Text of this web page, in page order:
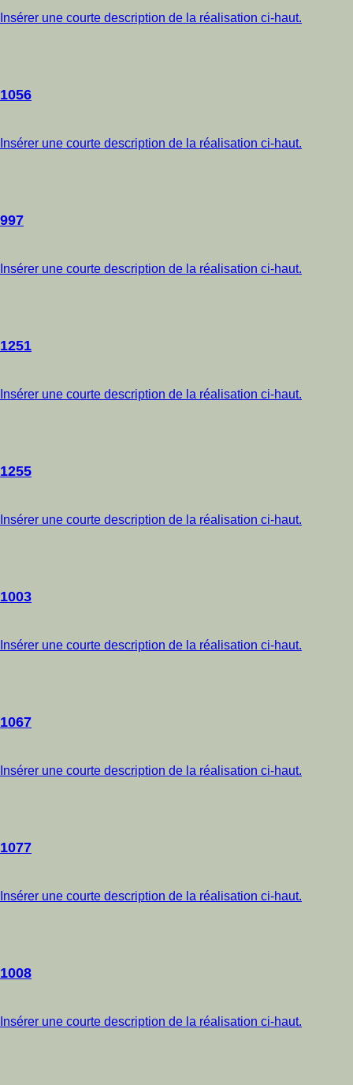
Insérer une courte description de la réalisation ci-haut.
1056
Insérer une courte description de la réalisation ci-haut.
997
Insérer une courte description de la réalisation ci-haut.
1251
Insérer une courte description de la réalisation ci-haut.
1255
Insérer une courte description de la réalisation ci-haut.
1003
Insérer une courte description de la réalisation ci-haut.
1067
Insérer une courte description de la réalisation ci-haut.
1077
Insérer une courte description de la réalisation ci-haut.
1008
Insérer une courte description de la réalisation ci-haut.